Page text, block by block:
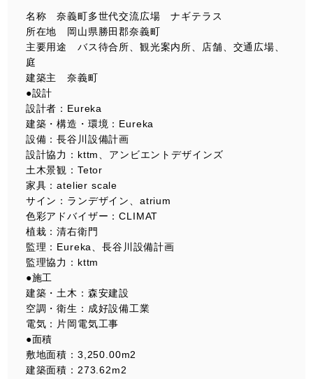
名称 奈義町多世代交流広場 ナギテラス
所在地 岡山県勝田郡奈義町
主要用途 バス待合所、観光案内所、店舗、交通広場、
庭
建築主 奈義町
●設計
設計者：Eureka
建築・構造・環境：Eureka
設備：長谷川設備計画
設計協力：kttm、アンビエントデザインズ
土木景観：Tetor
家具：atelier scale
サイン：ランデザイン、atrium
色彩アドバイザー：CLIMAT
植栽：清右衛門
監理：Eureka、長谷川設備計画
監理協力：kttm
●施工
建築・土木：森安建設
空調・衛生：成好設備工業
電気：片岡電気工事
●面積
敷地面積：3,250.00m2
建築面積：273.62m2